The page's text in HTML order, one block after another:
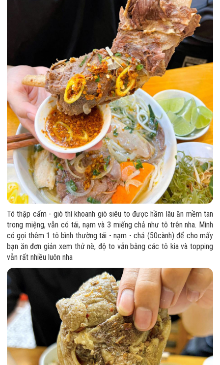
Tô thập cẩm - giò thì khoanh giò siêu to được hầm lâu ăn mềm tan
trong miệng, vẫn có tái, nạm và 3 miếng chả như tô trên nha. Mình
có gọi thêm 1 tô bình thường tái - nạm - chả (50cành) để cho mấy
bạn ăn đơn giản xem thử nè, độ to vẫn bằng các tô kia và topping
vẫn rất nhiều luôn nha